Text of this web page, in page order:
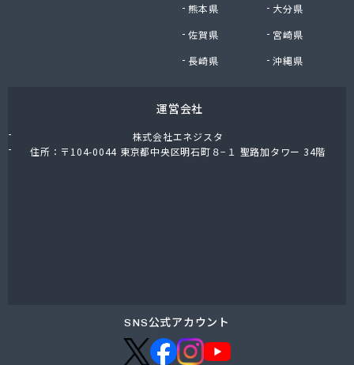
東上ガス株式会社 真岡営業所
東上ガス株式会社 那須営業所
栃木液化ガス株式会社
栃木県プロパンガス商業協同組合
栃木石油株式会社 本社
日東瓦斯株式会社 南河内営業所
日本ガス株式会社 宇都宮営業所
熊本県
大分県
佐賀県
宮崎県
長崎県
沖縄県
運営会社
株式会社エネジスタ
住所：〒104-0044 東京都中央区明石町８−１ 聖路加タワー 34階
SNS公式アカウント